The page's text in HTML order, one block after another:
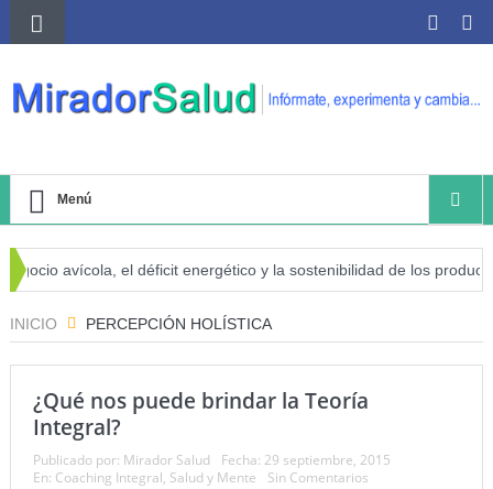
Menú
avícola, el déficit energético y la sostenibilidad de los
INICIO PERCEPCIÓN HOLÍSTICA
¿Qué nos puede brindar la Teoría
Integral?
Publicado por: Mirador Salud Fecha: 29 septiembre, 2015
En: Coaching Integral, Salud y Mente Sin Comentarios